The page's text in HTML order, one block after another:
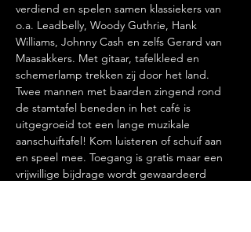
verdiend en spelen samen klassiekers van
o.a. Leadbelly, Woody Guthrie, Hank
Williams, Johnny Cash en zelfs Gerard van
Maasakkers. Met gitaar, tafelkleed en
schemerlamp trekken zij door het land.
Twee mannen met baarden zingend rond
de stamtafel beneden in het café is
uitgegroeid tot een lange muzikale
aanschuiftafel! Kom luisteren of schuif aan
en speel mee. Toegang is gratis maar een
vrijwillige bijdrage wordt gewaardeerd